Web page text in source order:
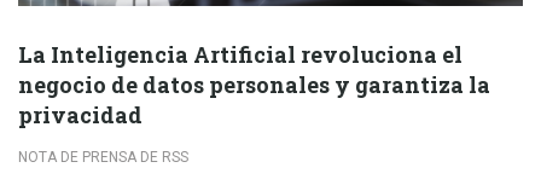
La Inteligencia Artificial revoluciona el
negocio de datos personales y garantiza la
privacidad
NOTA DE PRENSA DE RSS